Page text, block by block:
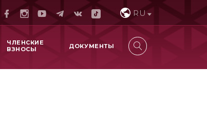
RU
ЧЛЕНСКИЕ
ВЗНОСЫ
ДОКУМЕНТЫ